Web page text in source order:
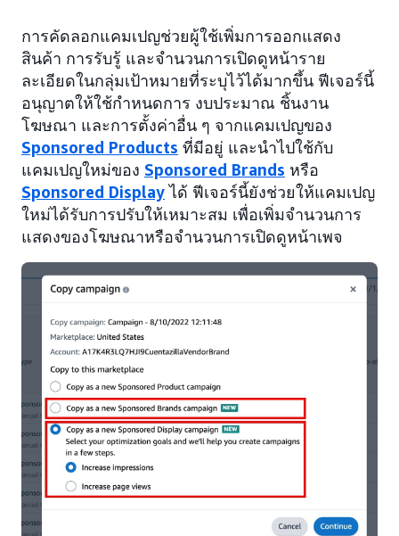
การคัดลอกแคมเปญช่วยผู้ใช้เพิ่มการออกแสดง
สินค้า การรับรู้ และจำนวนการเปิดดูหน้าราย
ละเอียดในกลุ่มเป้าหมายที่ระบุไว้ได้มากขึ้น ฟีเจอร์นี้
อนุญาตให้ใช้กำหนดการ งบประมาณ ชิ้นงาน
โฆษณา และการตั้งค่าอื่น ๆ จากแคมเปญของ
Sponsored Products ที่มีอยู่ และนำไปใช้กับ
แคมเปญใหม่ของ Sponsored Brands หรือ
Sponsored Displayได้ ฟีเจอร์นี้ยังช่วยให้แคมเปญ
ใหม่ได้รับการปรับให้เหมาะสม เพื่อเพิ่มจำนวนการ
แสดงของโฆษณาหรือจำนวนการเปิดดูหน้าเพจ